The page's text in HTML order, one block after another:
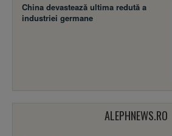
China devastează ultima redută a
industriei germane
ALEPHNEWS.RO